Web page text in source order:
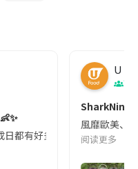
都有好多灰塵､貓砂､零食碎
U
西
SharkNinja
風靡歐美、
阅读更多